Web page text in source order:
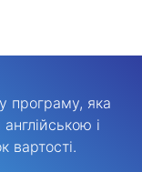
програму, яка
і
вартості.